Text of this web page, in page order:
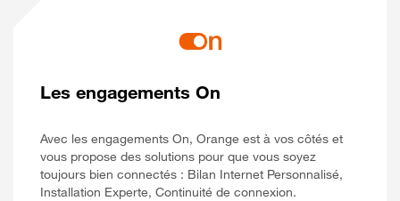
Les engagements On
Avec les engagements On, Orange est à vos côtés et
vous propose des solutions pour que vous soyez
toujours bien connectés : Bilan Internet Personnalisé,
Installation Experte, Continuité de connexion.